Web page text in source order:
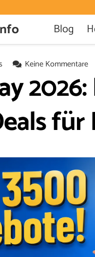
Blog
Keine Kommentare
für